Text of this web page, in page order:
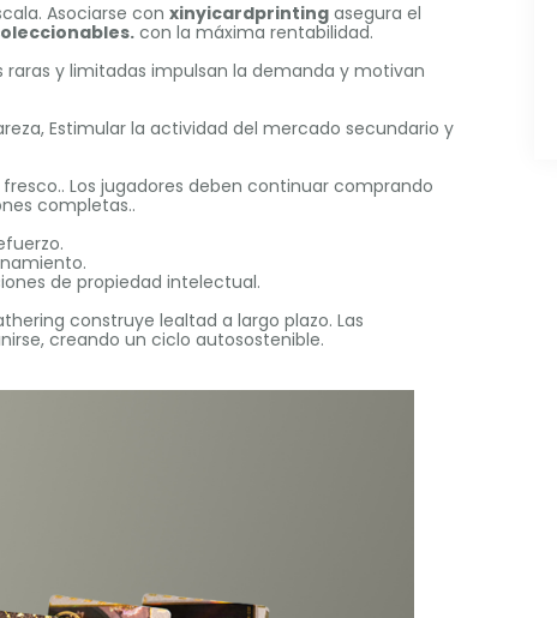
Asociarse con xinyicardprinting asegura el
con la máxima rentabilidad.
raras y limitadas impulsan la demanda y motivan
Estimular la actividad del mercado secundario y
Los jugadores deben continuar comprando
completas..
de propiedad intelectual.
construye lealtad a largo plazo. Las
creando un ciclo autosostenible.